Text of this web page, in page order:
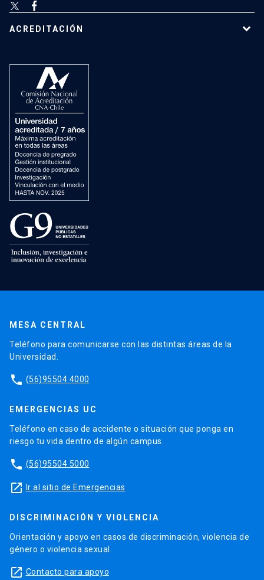
ACREDITACIÓN
MESA CENTRAL
Teléfono para comunicarse con las distintas áreas de la
Universidad.
phone (56)95504 4000
EMERGENCIAS UC
Teléfono en caso de accidente o situación que ponga en
riesgo tu vida dentro de algún campus.
phone (56)95504 5000
launch Ir al sitio de Emergencias
DISCRIMINACIÓN Y VIOLENCIA
Orientación y apoyo en casos de discriminación, violencia de
género o violencia sexual.
launch Contacto para apoyo